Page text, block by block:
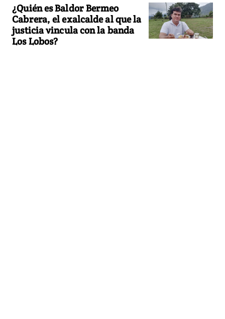
¿Quién es Baldor Bermeo
Cabrera, el exalcalde al que la
justicia vincula con la banda
Los Lobos?